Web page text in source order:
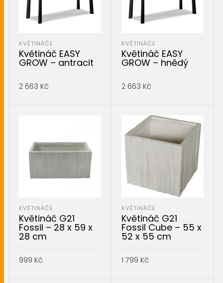
KVĚTINÁČE
Květináč EASY
GROW – antracit
2 663 Kč
KVĚTINÁČE
Květináč EASY
GROW – hnědý
2 663 Kč
KVĚTINÁČE
Květináč G21
Fossil – 28 x 59 x
28 cm
999 Kč
KVĚTINÁČE
Květináč G21
Fossil Cube – 55 x
52 x 55 cm
1 799 Kč